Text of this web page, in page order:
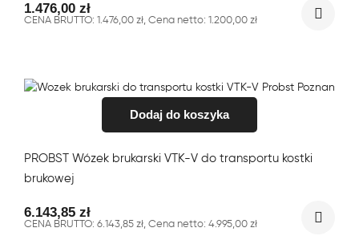
1.476,00 zł
CENA BRUTTO: 1.476,00 zł, Cena netto: 1.200,00 zł
Dodaj do koszyka
PROBST Wózek brukarski VTK-V do transportu kostki
brukowej
6.143,85 zł
CENA BRUTTO: 6.143,85 zł, Cena netto: 4.995,00 zł